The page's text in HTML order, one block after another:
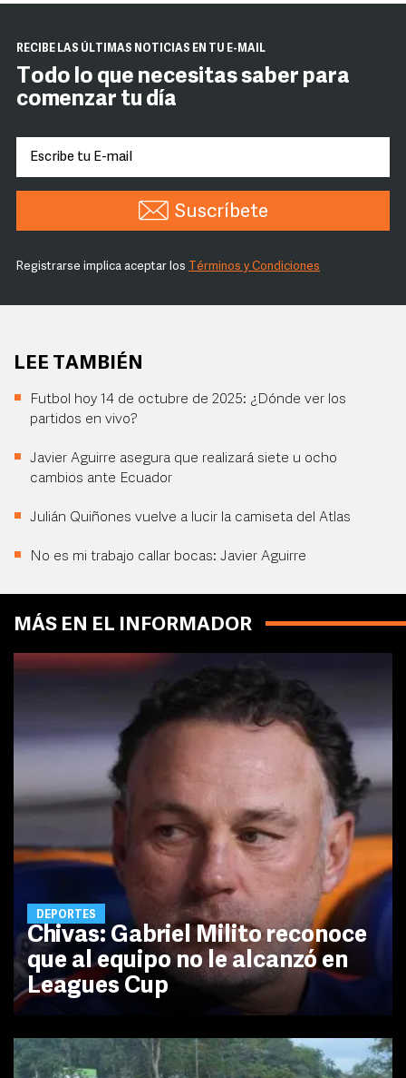
RECIBE LAS ÚLTIMAS NOTICIAS EN TU E-MAIL
Todo lo que necesitas saber para
comenzar tu día
Suscríbete
Registrarse implica aceptar los Términos y Condiciones
LEE TAMBIÉN
Futbol hoy 14 de octubre de 2025: ¿Dónde ver los
partidos en vivo?
Javier Aguirre asegura que realizará siete u ocho
cambios ante Ecuador
Julián Quiñones vuelve a lucir la camiseta del Atlas
No es mi trabajo callar bocas: Javier Aguirre
MÁS EN EL INFORMADOR
DEPORTES
Chivas: Gabriel Milito reconoce
que al equipo no le alcanzó en
Leagues Cup